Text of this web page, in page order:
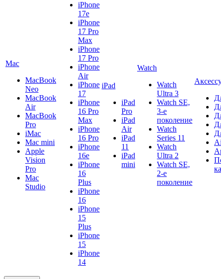
Mac
MacBook
Neo
MacBook
Air
MacBook
Pro
iMac
Mac mini
Apple
Vision
Pro
Mac
Studio
iPhone
17e
iPhone
17 Pro
Max
iPhone
17 Pro
iPhone
Air
iPhone
17
iPhone
16 Pro
Max
iPhone
16 Pro
iPhone
16e
iPhone
16
Plus
iPhone
16
iPhone
15
Plus
iPhone
15
iPhone
14
iPad
iPad
Pro
iPad
Air
iPad
11
iPad
mini
Watch
Watch
Ultra 3
Watch SE,
3-е
поколение
Watch
Series 11
Watch
Ultra 2
Watch SE,
2-е
поколение